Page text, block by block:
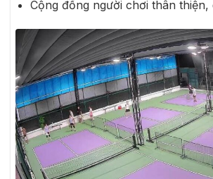
Cộng đồng người chơi thân thiện,